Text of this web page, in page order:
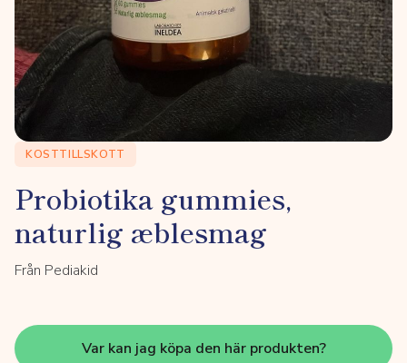
KOSTTILLSKOTT
Probiotika gummies,
naturlig æblesmag
Från Pediakid
Var kan jag köpa den här produkten?